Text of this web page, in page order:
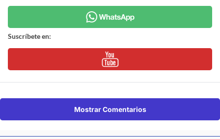
Suscríbete en:
Mostrar Comentarios